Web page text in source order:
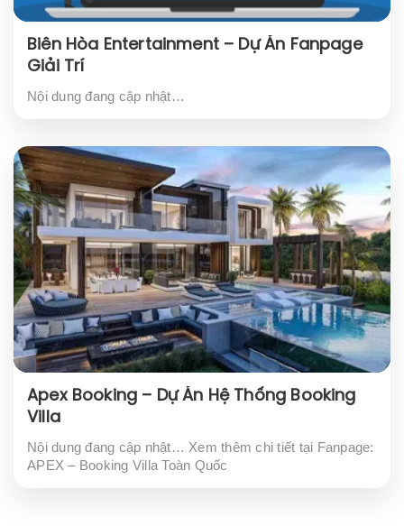
Biên Hòa Entertainment – Dự Án Fanpage
Giải Trí
Nội dung đang cập nhật…
Apex Booking – Dự Án Hệ Thống Booking
Villa
Nội dung đang cập nhật… Xem thêm chi tiết tại Fanpage:
APEX – Booking Villa Toàn Quốc